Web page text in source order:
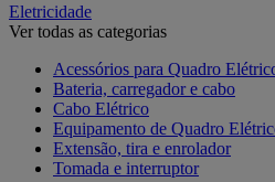
Eletricidade
Ver todas as categorias
Acessórios para Quadro
Bateria, carregador e cabo
Cabo Elétrico
Equipamento de Quadro
Extensão, tira e enrolador
Tomada e interruptor